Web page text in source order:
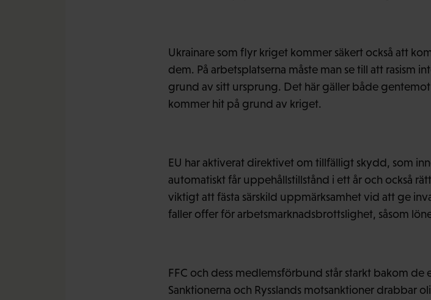
Ukrainare som flyr kriget kommer säkert också att
dem. På arbetsplatserna måste man se till att rasism
grund av sitt ursprung. Det här gäller både
kommer hit på grund av kriget.
EU har aktiverat direktivet om tillfälligt skydd, som
automatiskt får uppehållstillstånd i ett år och också
viktigt att fästa särskild uppmärksamhet vid att ge
faller offer för arbetsmarknadsbrottslighet, såsom
FFC och dess medlemsförbund står starkt bakom de
Sanktionerna och Rysslands motsanktioner drabbar